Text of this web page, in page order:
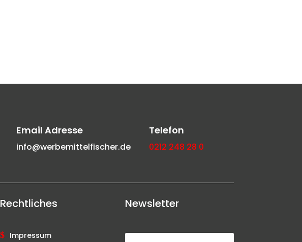
Email Adresse
info@werbemittelfischer.de
Telefon
0212 248 28 0
Rechtliches
Impressum
Newsletter